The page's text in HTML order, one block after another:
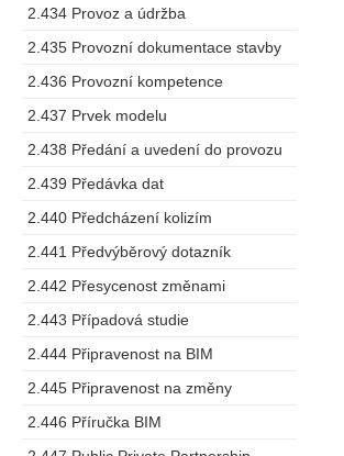
2.434 Provoz a údržba
2.435 Provozní dokumentace stavby
2.436 Provozní kompetence
2.437 Prvek modelu
2.438 Předání a uvedení do provozu
2.439 Předávka dat
2.440 Předcházení kolizím
2.441 Předvýběrový dotazník
2.442 Přesycenost změnami
2.443 Případová studie
2.444 Připravenost na BIM
2.445 Připravenost na změny
2.446 Příručka BIM